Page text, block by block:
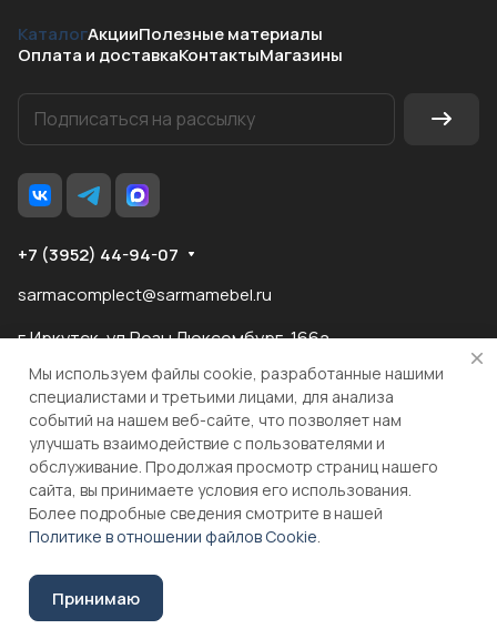
КаталогАкцииПолезные материалы
Оплата и доставкаКонтактыМагазины
+7 (3952) 44-94-07
sarmacomplect@sarmamebel.ru
г.Иркутск, ул.Розы Люксембург, 166а
разработка
и продвижение сайта
© 2026 ООО "МКС" ИНН 3810055324 ОГРН 1083810004860
Соглашение на обработку персональных данных
Мы используем файлы cookie, разработанные нашими
специалистами и третьими лицами, для анализа
событий на нашем веб-сайте, что позволяет нам
улучшать взаимодействие с пользователями и
обслуживание. Продолжая просмотр страниц нашего
сайта, вы принимаете условия его использования.
Более подробные сведения смотрите в нашей
Политике в отношении файлов Cookie.
Принимаю